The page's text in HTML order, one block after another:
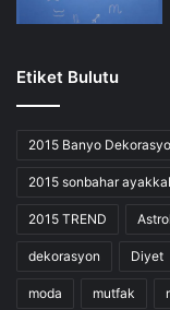
Etiket Bulutu
2015 Banyo
2015 sonbahar
2015 TREND
dekorasyon Diyet
moda mutfak